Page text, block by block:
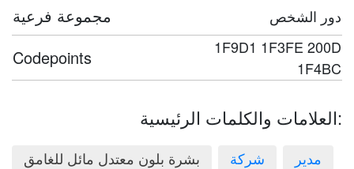
مجموعة فرعية دور الشخص
Codepoints
1F9D1 1F3FE 200D
1F4BC
العلامات والكلمات الرئيسية:
بشرة بلون معتدل مائل للغامق شركة
مدير